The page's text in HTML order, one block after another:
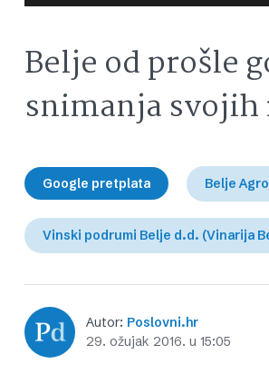
Belje od prošle
snimanja
Google pretplata Belje
Vinski podrumi Belje d.d. (Vinarija
Autor: Poslovni.hr
29. ožujak 2016. u 15:05